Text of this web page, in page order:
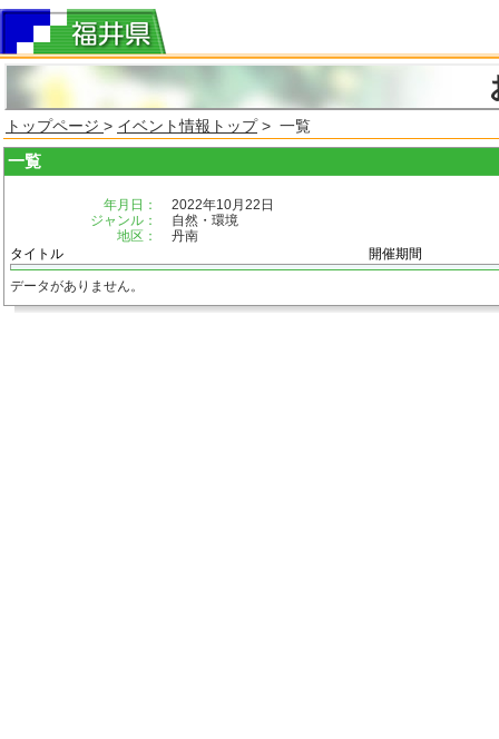
トップページ > イベント情報トップ> 一覧
一覧
年月日：
2022年10月22日
ジャンル：
自然・環境
地区：
丹南
タイトル
開催期間
データがありません。